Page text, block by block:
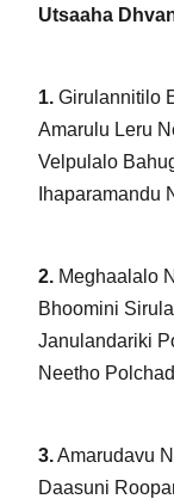
Utsaaha
||
1.Girulannitilo
Amarulu Leru
Velpulalo
Ihaparamandu
|| Stuti
2.Meghaalalo
Bhoomini
Janulandariki
Neetho
|| Stuti
3.Amarudavu
Daasuni